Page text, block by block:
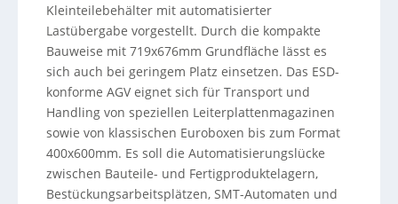
Kleinteilebehälter mit automatisierter
Lastübergabe vorgestellt. Durch die kompakte
Bauweise mit 719x676mm Grundfläche lässt es
sich auch bei geringem Platz einsetzen. Das ESD-
konforme AGV eignet sich für Transport und
Handling von speziellen Leiterplattenmagazinen
sowie von klassischen Euroboxen bis zum Format
400x600mm. Es soll die Automatisierungslücke
zwischen Bauteile- und Fertigproduktelagern,
Bestückungsarbeitsplätzen, SMT-Automaten und